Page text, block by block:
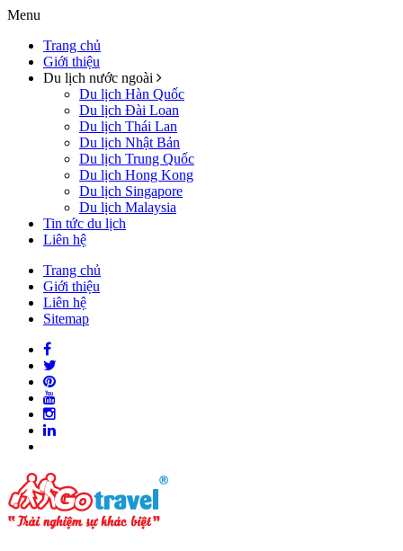
Menu
Trang chủ
Giới thiệu
Du lịch nước ngoài
Du lịch Hàn Quốc
Du lịch Đài Loan
Du lịch Thái Lan
Du lịch Nhật Bản
Du lịch Trung Quốc
Du lịch Hong Kong
Du lịch Singapore
Du lịch Malaysia
Tin tức du lịch
Liên hệ
Trang chủ
Giới thiệu
Liên hệ
Sitemap